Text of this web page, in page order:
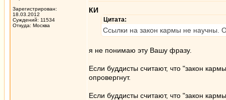
Зарегистрирован:
18.03.2012
Суждений: 11534
Откуда: Москва
КИ
Цитата:
Ссылки на закон кармы не научны.
я не понимаю эту Вашу фразу.
Если буддисты считают, что "закон
опровергнут.
Если буддисты считают, что "закон